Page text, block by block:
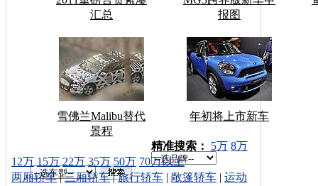
汇总
报图
雪佛兰Malibu替代
景程
年初将上市新车
车型搜索：
精准搜索： 5万 8万
12万 15万 22万 35万 50万 70万以上
两厢轿车|三厢轿车|旅行轿车 | 敞篷轿车 | 运动